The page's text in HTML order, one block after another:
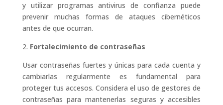
y utilizar programas antivirus de confianza puede
prevenir muchas formas de ataques cibernéticos
antes de que ocurran.
2. Fortalecimiento de contraseñas
Usar contraseñas fuertes y únicas para cada cuenta y
cambiarlas regularmente es fundamental para
proteger tus accesos. Considera el uso de gestores de
contraseñas para mantenerlas seguras y accesibles